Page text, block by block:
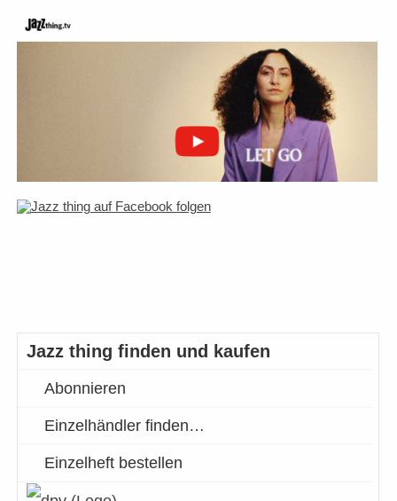
Jazz thing finden und kaufen
Abonnieren
Einzelhändler finden…
Einzelheft bestellen